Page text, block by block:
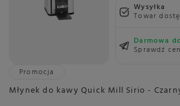
Wysyłka
Towar
Darmowa
Sprawdź
Promocja
Młynek do kawy Quick Mill Sirio -